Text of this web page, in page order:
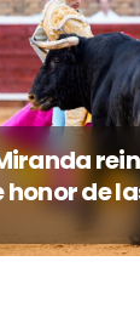
de
2026